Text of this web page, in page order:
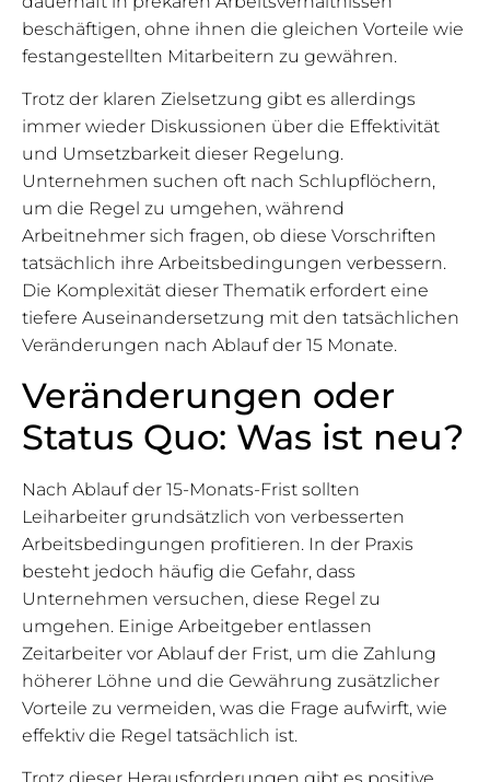
beschäftigen, ohne ihnen die gleichen Vorteile wie
festangestellten Mitarbeitern zu gewähren.
Trotz der klaren Zielsetzung gibt es allerdings
immer wieder Diskussionen über die Effektivität
und Umsetzbarkeit dieser Regelung.
Unternehmen suchen oft nach Schlupflöchern,
um die Regel zu umgehen, während
Arbeitnehmer sich fragen, ob diese Vorschriften
tatsächlich ihre Arbeitsbedingungen verbessern.
Die Komplexität dieser Thematik erfordert eine
tiefere Auseinandersetzung mit den tatsächlichen
Veränderungen nach Ablauf der 15 Monate.
Veränderungen oder
Status Quo: Was ist neu?
Nach Ablauf der 15-Monats-Frist sollten
Leiharbeiter grundsätzlich von verbesserten
Arbeitsbedingungen profitieren. In der Praxis
besteht jedoch häufig die Gefahr, dass
Unternehmen versuchen, diese Regel zu
umgehen. Einige Arbeitgeber entlassen
Zeitarbeiter vor Ablauf der Frist, um die Zahlung
höherer Löhne und die Gewährung zusätzlicher
Vorteile zu vermeiden, was die Frage aufwirft, wie
effektiv die Regel tatsächlich ist.